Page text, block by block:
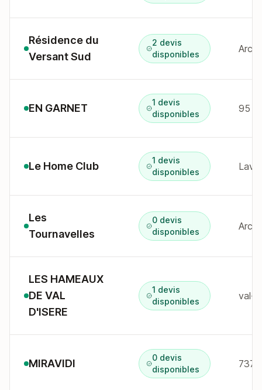
Résidence du
Versant Sud
2 devis
disponibles
Arc
EN GARNET
1 devis
disponibles
Le Home Club
1 devis
disponibles
Les
Tournavelles
0 devis
disponibles
Arc
LES HAMEAUX
DE VAL
D'ISERE
1 devis
disponibles
val-
MIRAVIDI
0 devis
disponibles